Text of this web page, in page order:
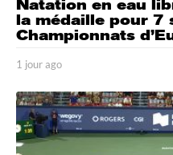
Natation en eau
la médaille pour 7
Championnats
1 jour ago
o
u
r
a